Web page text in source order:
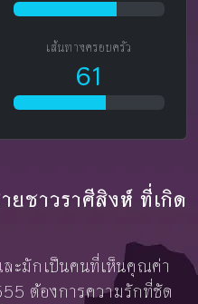
เส้นทางครอบครัว
61
ยชาวราศีสิงห์ ที่เกิด
ละมักเป็นคนที่เห็นคุณค่า
ต้องการความรักที่ชัด